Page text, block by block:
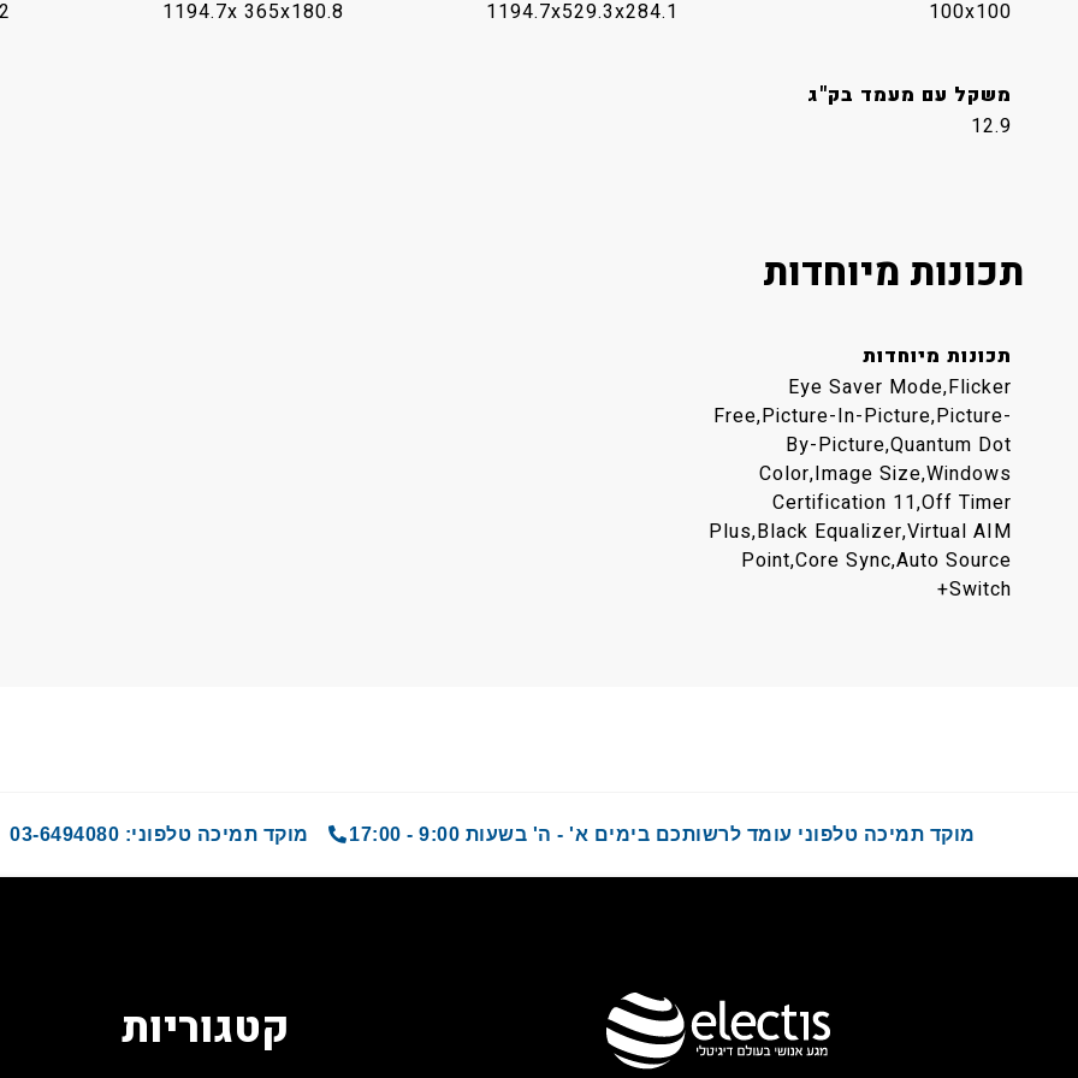
100x100
1194.7x529.3x284.1
1194.7x 365x180.8
משקל עם מעמד בק"ג
12.9
תכונות מיוחדות
תכונות מיוחדות
Eye Saver Mode,Flicker
Free,Picture-In-Picture,Picture-
By-Picture,Quantum Dot
Color,Image Size,Windows
Certification 11,Off Timer
Plus,Black Equalizer,Virtual AIM
Point,Core Sync,Auto Source
Switch+
מוקד תמיכה טלפוני עומד לרשותכם בימים א' - ה' בשעות 9:00 - 17:00 מוקד תמיכה טלפוני: 03-6494080
קטגוריות